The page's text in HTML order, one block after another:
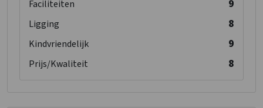
Magnetron
Bedden: 12
Faciliteiten 9
Ligging 8
Kindvriendelijk 9
Prijs/Kwaliteit 8